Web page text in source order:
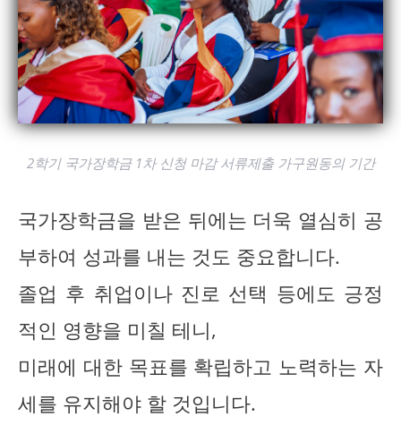
2학기 국가장학금 1차 신청 마감 서류제출 가구원동의 기간
국가장학금을 받은 뒤에는 더욱 열심히 공
부하여 성과를 내는 것도 중요합니다.
졸업 후 취업이나 진로 선택 등에도 긍정
적인 영향을 미칠 테니,
미래에 대한 목표를 확립하고 노력하는 자
세를 유지해야 할 것입니다.